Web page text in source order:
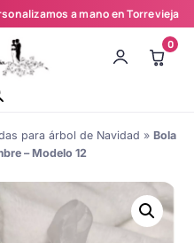
a mano en Torrevieja
0
para árbol de Navidad » Bola
– Modelo 12